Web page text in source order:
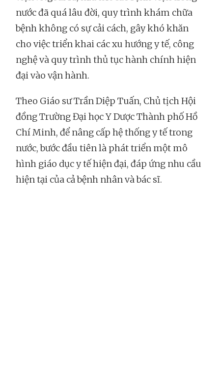
nước đã quá lâu đời, quy trình khám chữa
bệnh không có sự cải cách, gây khó khăn
cho việc triển khai các xu hướng y tế, công
nghệ và quy trình thủ tục hành chính hiện
đại vào vận hành.
Theo Giáo sư Trần Diệp Tuấn, Chủ tịch Hội
đồng Trường Đại học Y Dược Thành phố Hồ
Chí Minh, để nâng cấp hệ thống y tế trong
nước, bước đầu tiên là phát triển một mô
hình giáo dục y tế hiện đại, đáp ứng nhu cầu
hiện tại của cả bệnh nhân và bác sĩ.